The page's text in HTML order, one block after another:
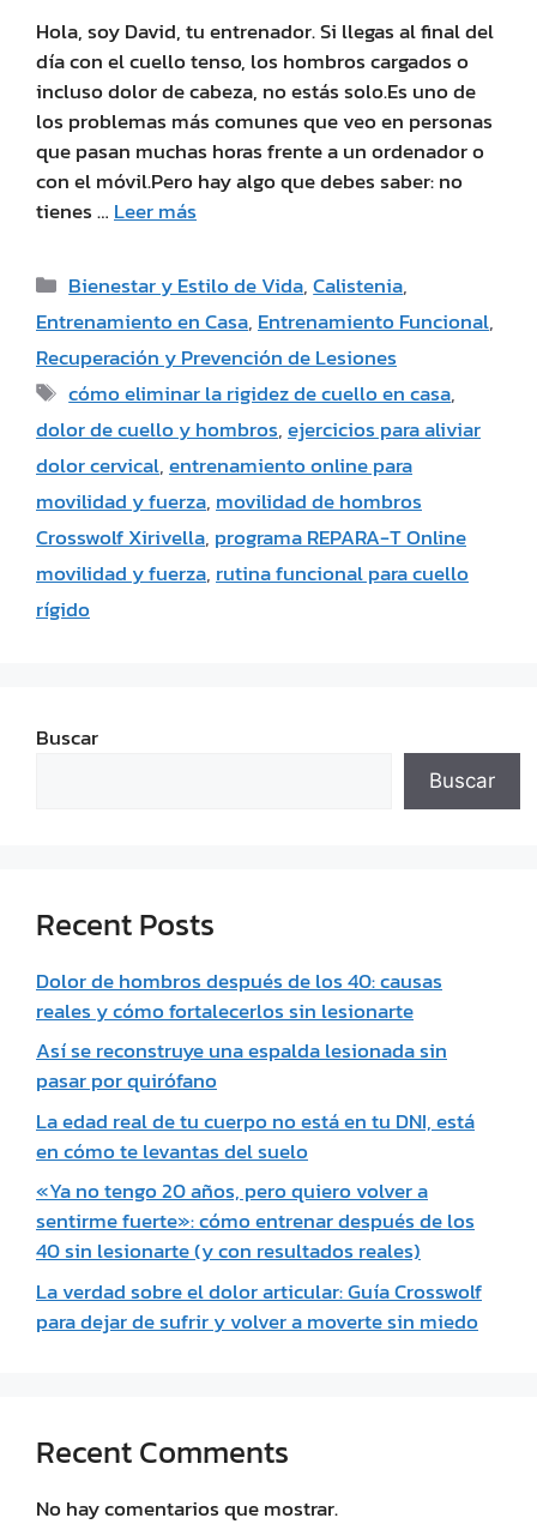
Hola, soy David, tu entrenador. Si llegas al final del
día con el cuello tenso, los hombros cargados o
incluso dolor de cabeza, no estás solo.Es uno de
los problemas más comunes que veo en personas
que pasan muchas horas frente a un ordenador o
con el móvil.Pero hay algo que debes saber: no
tienes … Leer más
Bienestar y Estilo de Vida,Calistenia,
Entrenamiento en Casa, Entrenamiento Funcional,
Recuperación y Prevención de Lesiones
cómo eliminar la rigidez de cuello en casa,
dolor de cuello y hombros,ejercicios para aliviar
dolor cervical,entrenamiento online para
movilidad y fuerza, movilidad de hombros
Crosswolf Xirivella, programa REPARA-T Online
movilidad y fuerza, rutina funcional para cuello
rígido
Buscar
Buscar
Recent Posts
Dolor de hombros después de los 40: causas
reales y cómo fortalecerlos sin lesionarte
Así se reconstruye una espalda lesionada sin
pasar por quirófano
La edad real de tu cuerpo no está en tu DNI, está
en cómo te levantas del suelo
«Ya no tengo 20 años, pero quiero volver a
sentirme fuerte»: cómo entrenar después de los
40 sin lesionarte (y con resultados reales)
La verdad sobre el dolor articular: Guía Crosswolf
para dejar de sufrir y volver a moverte sin miedo
Recent Comments
No hay comentarios que mostrar.